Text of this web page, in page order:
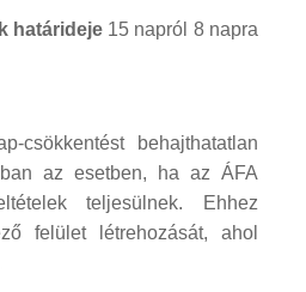
határideje15 napról 8 napra
csökkentést behajthatatlan
az esetben, ha az ÁFA
teljesülnek. Ehhez
felület létrehozását, ahol